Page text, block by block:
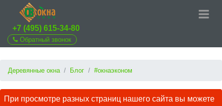
+7 (495) 615-34-80
Обратный звонок
Деревянные окна Блог #окнаэконом
При просмотре разных страниц нашего сайта вы можете